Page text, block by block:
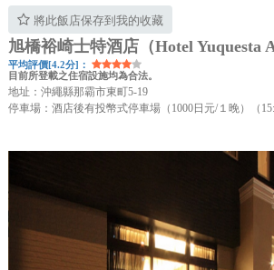
將此飯店保存到我的收藏
旭橋裕崎士特酒店（Hotel Yuquesta
平均評價[4.2分]：
目前所登載之住宿設施均為合法。
地址：沖繩縣那霸市東町5-19
停車場：酒店後有投幣式停車場（1000日元/１晚）（